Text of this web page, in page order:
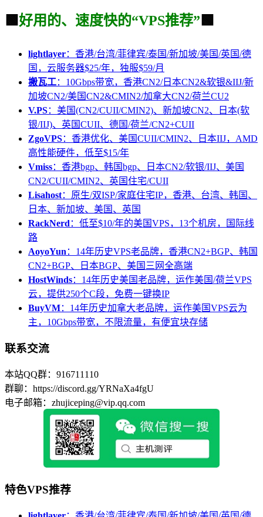
🟩 好用的、速度快的“VPS推荐” 🟩
lightlayer：香港/台湾/菲律宾/泰国/新加坡/美国/英国/德
国，云服务器$25/年，独服$59/月
搬瓦工：10Gbps带宽，香港CN2/日本CN2&软银&IIJ/新
加坡CN2/美国CN2&CMIN2/加拿大CN2/荷兰CU2
V.PS：美国(CN2/CUII/CMIN2)、新加坡CN2、日本(软
银/IIJ)、英国CUII、德国/荷兰/CN2+CUII
ZgoVPS：香港优化、美国CUII/CMIN2、日本IIJ，AMD
高性能硬件，低至$15/年
Vmiss：香港bgp、韩国bgp、日本CN2/软银/IIJ、美国
CN2/CUII/CMIN2、英国住宅/CUII
Lisahost：原生/双ISP/家庭住宅IP，香港、台湾、韩国、
日本、新加坡、美国、英国
RackNerd ：低至$10/年的美国VPS，13个机房，国际线
路
AoyoYun ：14年历史VPS老品牌，香港CN2+BGP、韩国
CN2+BGP、日本BGP、美国三网全高端
HostWinds：14年历史美国老品牌，运作美国/荷兰VPS
云，提供250个C段，免费一键换IP
BuyVM：14年历史加拿大老品牌，运作美国VPS云为
主，10Gbps带宽，不限流量，有便宜块存储
联系交流
本站QQ群：916711110
群聊：https://discord.gg/YRNaXa4fgU
电子邮箱：zhujiceping@vip.qq.com
特色VPS推荐